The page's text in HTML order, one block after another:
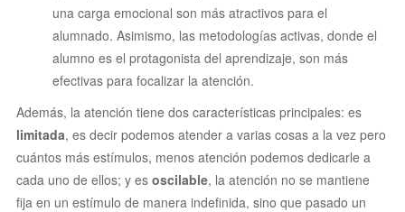
una carga emocional son más atractivos para el
alumnado. Asimismo, las metodologías activas, donde el
alumno es el protagonista del aprendizaje, son más
efectivas para focalizar la atención.
Además, la atención tiene dos características principales: es
limitada, es decir podemos atender a varias cosas a la vez pero
cuántos más estímulos, menos atención podemos dedicarle a
cada uno de ellos; y es oscilable, la atención no se mantiene
fija en un estímulo de manera indefinida, sino que pasado un